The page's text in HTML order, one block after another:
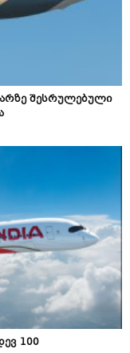
შესრულებული
100